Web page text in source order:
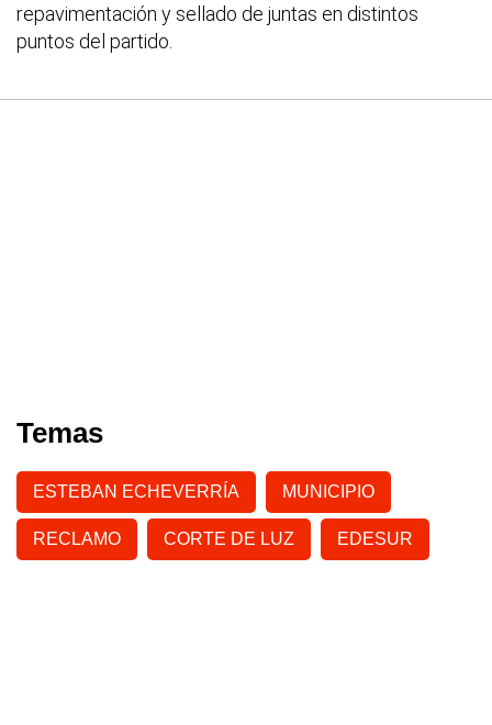
repavimentación y sellado de juntas en distintos
puntos del partido.
Temas
ESTEBAN ECHEVERRÍA MUNICIPIO
RECLAMO CORTE DE LUZ EDESUR